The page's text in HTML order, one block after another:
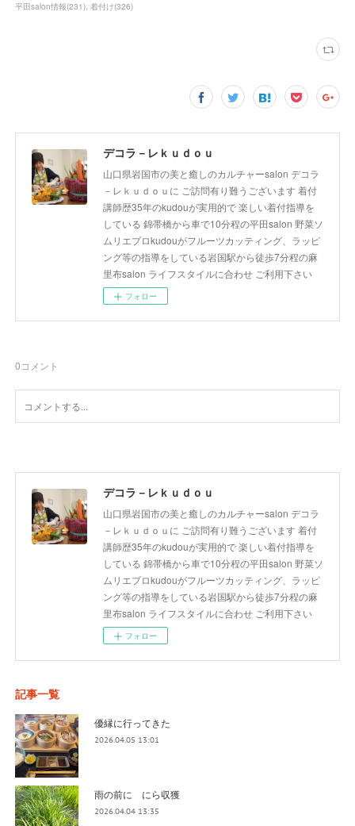
平田salon情報(231) 着付け(326)
デコラ－レｋｕｄｏｕ
山口県岩国市の美と癒しのカルチャーsalon デコラ
－レｋｕｄｏｕに ご訪問有り難うございます 着付
講師歴35年のkudouが実用的で 楽しい着付指導を
している 錦帯橋から車で10分程の平田salon 野菜ソ
ムリエプロkudouがフルーツカッティング、ラッピ
ング等の指導をしている岩国駅から徒歩7分程の麻
里布salon ライフスタイルに合わせ ご利用下さい
フォロー
0コメント
デコラ－レｋｕｄｏｕ
山口県岩国市の美と癒しのカルチャーsalon デコラ
－レｋｕｄｏｕに ご訪問有り難うございます 着付
講師歴35年のkudouが実用的で 楽しい着付指導を
している 錦帯橋から車で10分程の平田salon 野菜ソ
ムリエプロkudouがフルーツカッティング、ラッピ
ング等の指導をしている岩国駅から徒歩7分程の麻
里布salon ライフスタイルに合わせ ご利用下さい
フォロー
記事一覧
優縁に行ってきた
2026.04.05 13:01
雨の前に にら収獲
2026.04.04 13:35